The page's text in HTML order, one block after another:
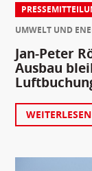
UMWELT UND
Jan-Peter
Ausbau
WEITERLESEN